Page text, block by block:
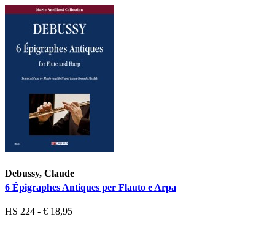
Debussy, Claude
6 Épigraphes Antiques per Flauto e Arpa
HS 224 - € 18,95